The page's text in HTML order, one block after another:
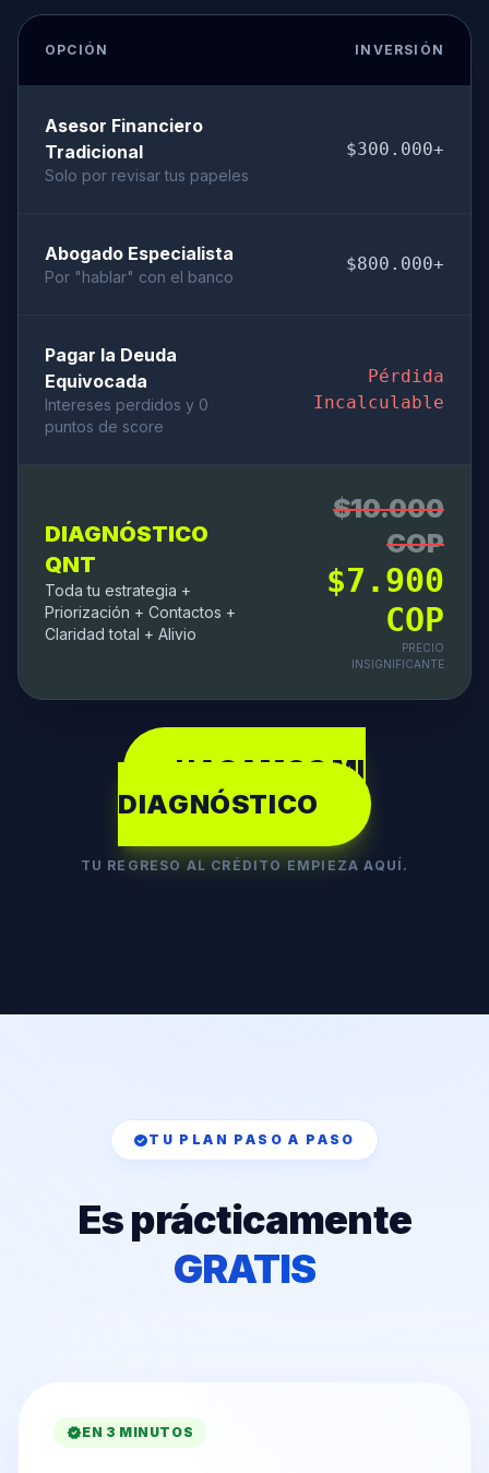
OPCIÓN INVERSIÓN
Asesor Financiero
Tradicional
Solo por revisar tus papeles
$300.000+
Abogado Especialista
Por "hablar" con el banco
$800.000+
Pagar la Deuda
Equivocada
Intereses perdidos y 0
puntos de score
Pérdida
Incalculable
DIAGNÓSTICO
QNT
Toda tu estrategia +
Priorización + Contactos +
Claridad total + Alivio
$10.000
COP
$7.900
COP
PRECIO
INSIGNIFICANTE
HAGAMOS MI
DIAGNÓSTICO
TU REGRESO AL CRÉDITO EMPIEZA AQUÍ.
check_circleTU PLAN PASO A PASO
Es prácticamente
GRATIS
verifiedEN 3 MINUTOS